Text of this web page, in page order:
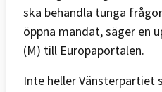
ska behandla tunga
öppna mandat, säger en
(M) till Europaportalen.
Inte heller Vänsterpartiet